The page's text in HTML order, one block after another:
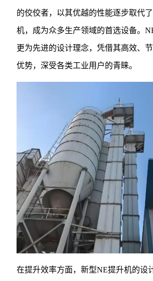
的佼佼者，以其优越的性能逐步取代
机，成为众多生产领域的首选设备。
更为先进的设计理念，凭借其高效、
优势，深受各类工业用户的青睐。
在提升效率方面，新型NE提升机的设